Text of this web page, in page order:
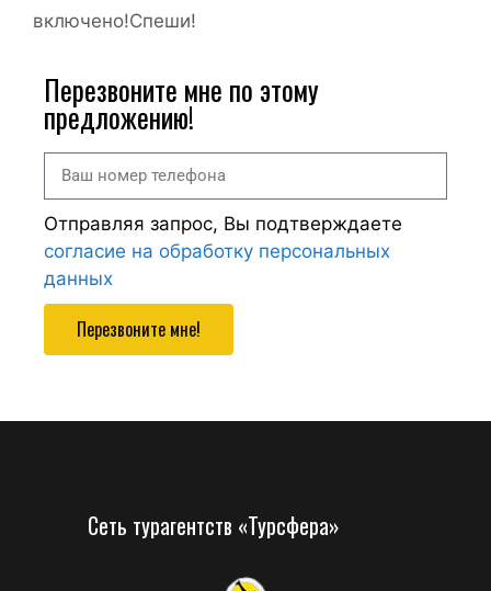
включено!Спеши!
Перезвоните мне по этому
предложению!
Отправляя запрос, Вы подтверждаете
согласие на обработку персональных
данных
Перезвоните мне!
Сеть турагентств «Турсфера»